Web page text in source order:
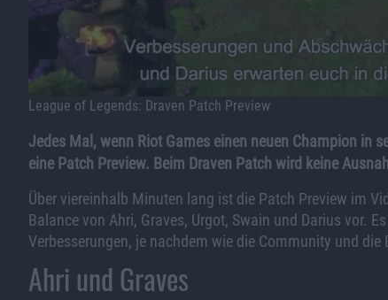
League of Legends: Draven Patch Preview
Jedes Mal, wenn Riot Games einen neuen Champion in
eine Patch Preview. Beim Draven Patch wird keine
Über viereinhalb Minuten lang ist die Patch Preview im
Balance von Ahri, Graves, Urgot, Swain und Darius vor.
Verbesserungen, je nachdem wie die Community und
Ahri und Graves